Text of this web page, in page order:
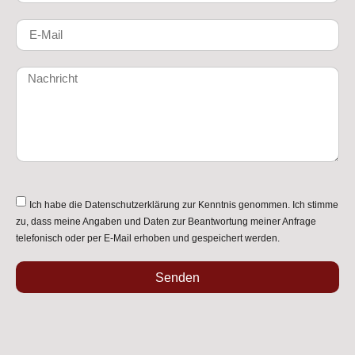
Ich habe die Datenschutzerklärung zur Kenntnis genommen. Ich stimme
zu, dass meine Angaben und Daten zur Beantwortung meiner Anfrage
telefonisch oder per E-Mail erhoben und gespeichert werden.
Senden